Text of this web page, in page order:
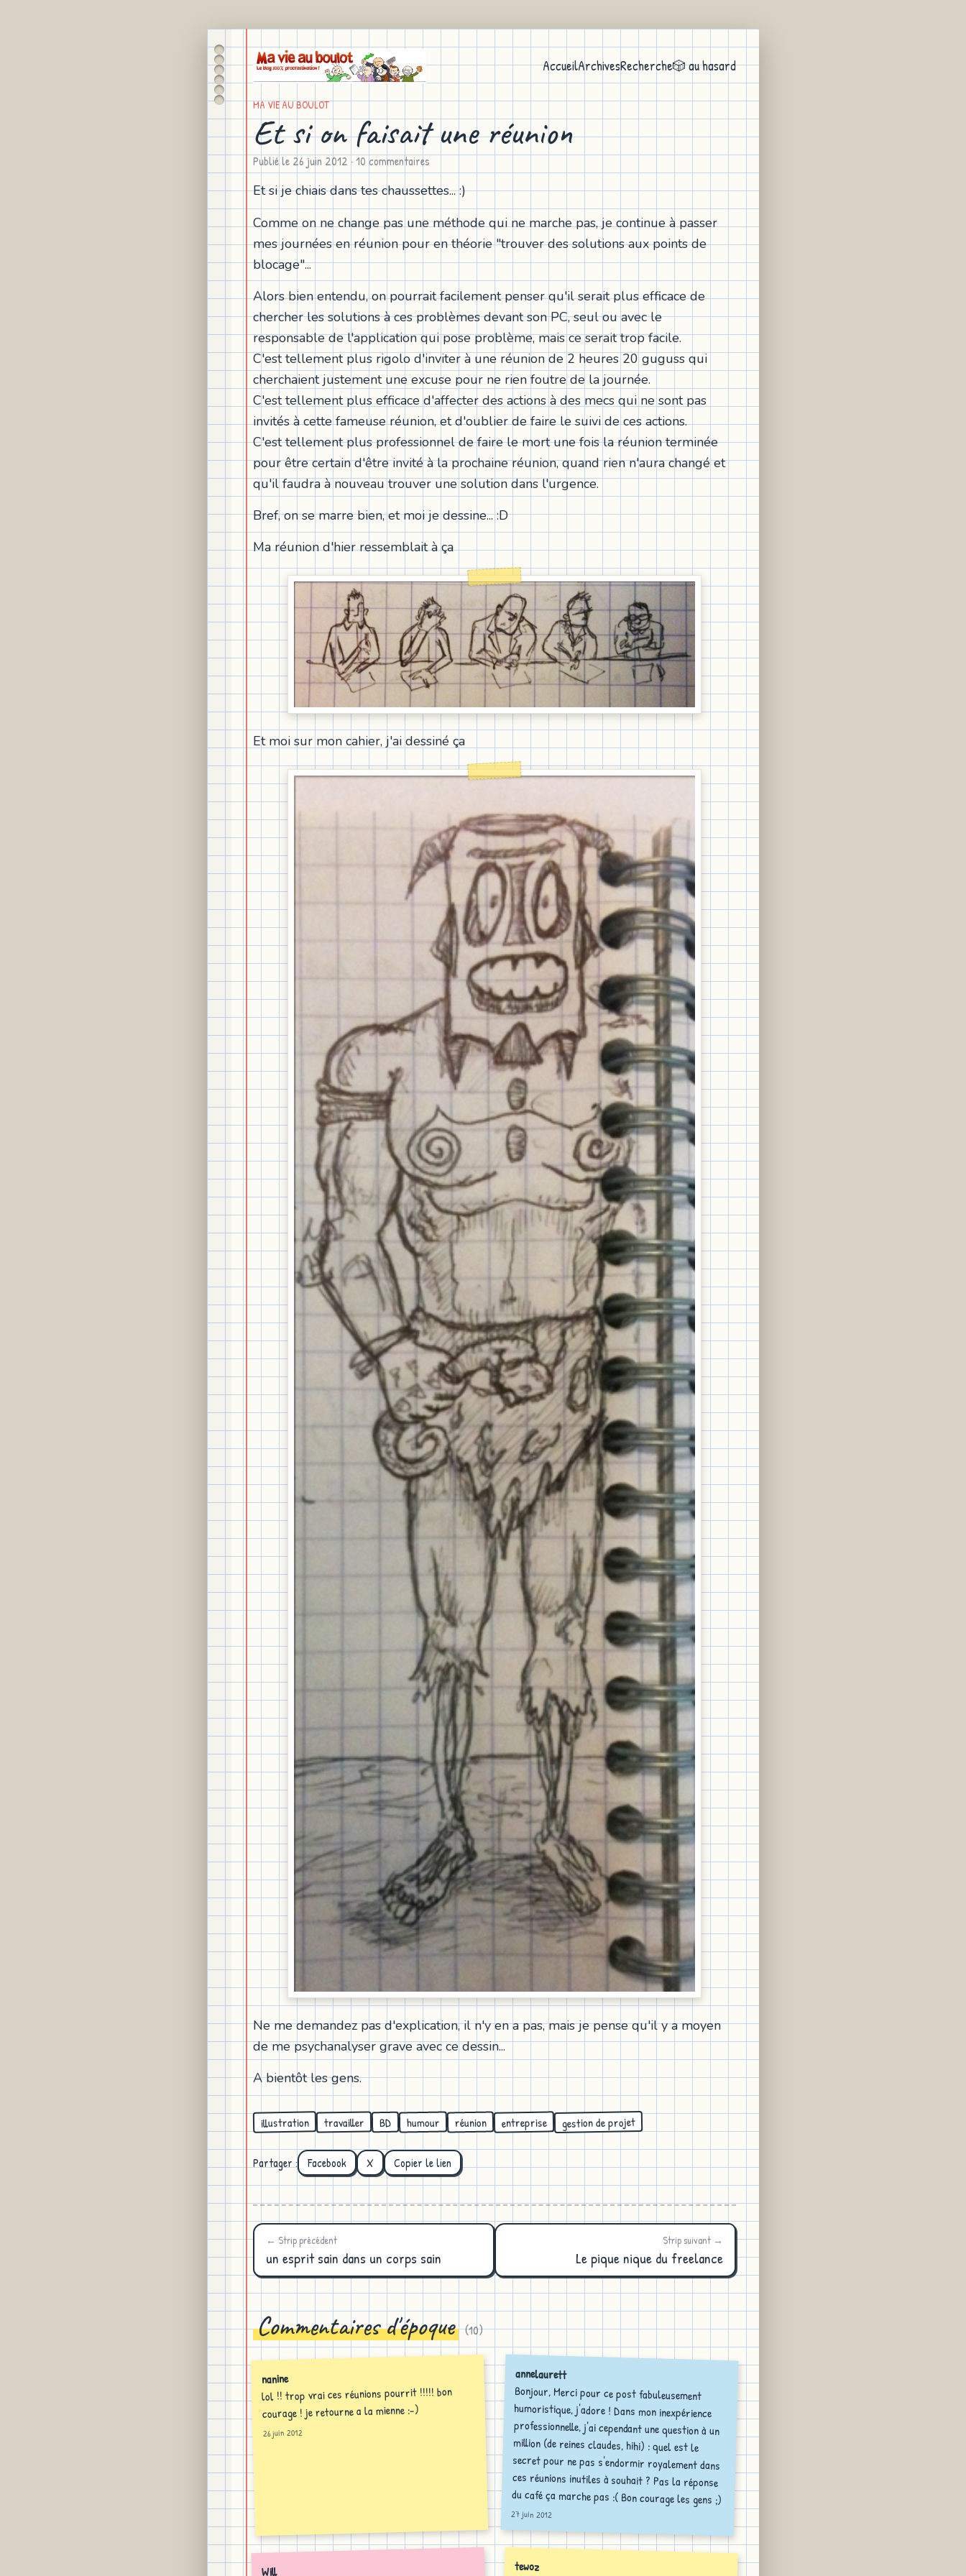
AccueilArchivesRecherche🎲 au hasard
MA VIE AU BOULOT
Et si on faisait une réunion
Publié le 26 juin 2012 · 10 commentaires
Et si je chiais dans tes chaussettes... :)
Comme on ne change pas une méthode qui ne marche pas, je continue à passer
mes journées en réunion pour en théorie "trouver des solutions aux points de
blocage"...
Alors bien entendu, on pourrait facilement penser qu'il serait plus efficace de
chercher les solutions à ces problèmes devant son PC, seul ou avec le
responsable de l'application qui pose problème, mais ce serait trop facile.
C'est tellement plus rigolo d'inviter à une réunion de 2 heures 20 guguss qui
cherchaient justement une excuse pour ne rien foutre de la journée.
C'est tellement plus efficace d'affecter des actions à des mecs qui ne sont pas
invités à cette fameuse réunion, et d'oublier de faire le suivi de ces actions.
C'est tellement plus professionnel de faire le mort une fois la réunion terminée
pour être certain d'être invité à la prochaine réunion, quand rien n'aura changé et
qu'il faudra à nouveau trouver une solution dans l'urgence.
Bref, on se marre bien, et moi je dessine... :D
Ma réunion d'hier ressemblait à ça
Et moi sur mon cahier, j'ai dessiné ça
Ne me demandez pas d'explication, il n'y en a pas, mais je pense qu'il y a moyen
de me psychanalyser grave avec ce dessin...
A bientôt les gens.
illustration travailler BD humour réunion entreprise gestion de projet
Partager : Facebook X Copier le lien
← Strip précédent
un esprit sain dans un corps sain
Strip suivant →
Le pique nique du freelance
Commentaires d'époque (10)
nanine
lol !! trop vrai ces réunions pourrit !!!!! bon
courage ! je retourne a la mienne :-)
26 juin 2012
annelaurett
Bonjour, Merci pour ce post fabuleusement
humoristique, j'adore ! Dans mon inexpérience
professionnelle, j'ai cependant une question à un
million (de reines claudes, hihi) : quel est le
secret pour ne pas s'endormir royalement dans
ces réunions inutiles à souhait ? Pas la réponse
du café ça marche pas :( Bon courage les gens ;)
27 juin 2012
Will tewoz